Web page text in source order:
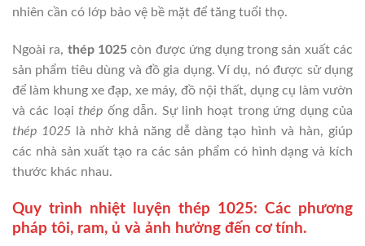
nhiên cần có lớp bảo vệ bề mặt để tăng tuổi thọ.
Ngoài ra, thép 1025 còn được ứng dụng trong sản xuất các
sản phẩm tiêu dùng và đồ gia dụng. Ví dụ, nó được sử dụng
để làm khung xe đạp, xe máy, đồ nội thất, dụng cụ làm vườn
và các loạithép ống dẫn. Sự linh hoạt trong ứng dụng của
thép 1025 là nhờ khả năng dễ dàng tạo hình và hàn, giúp
các nhà sản xuất tạo ra các sản phẩm có hình dạng và kích
thước khác nhau.
Quy trình nhiệt luyện thép 1025: Các phương
pháp tôi, ram, ủ và ảnh hưởng đến cơ tính.